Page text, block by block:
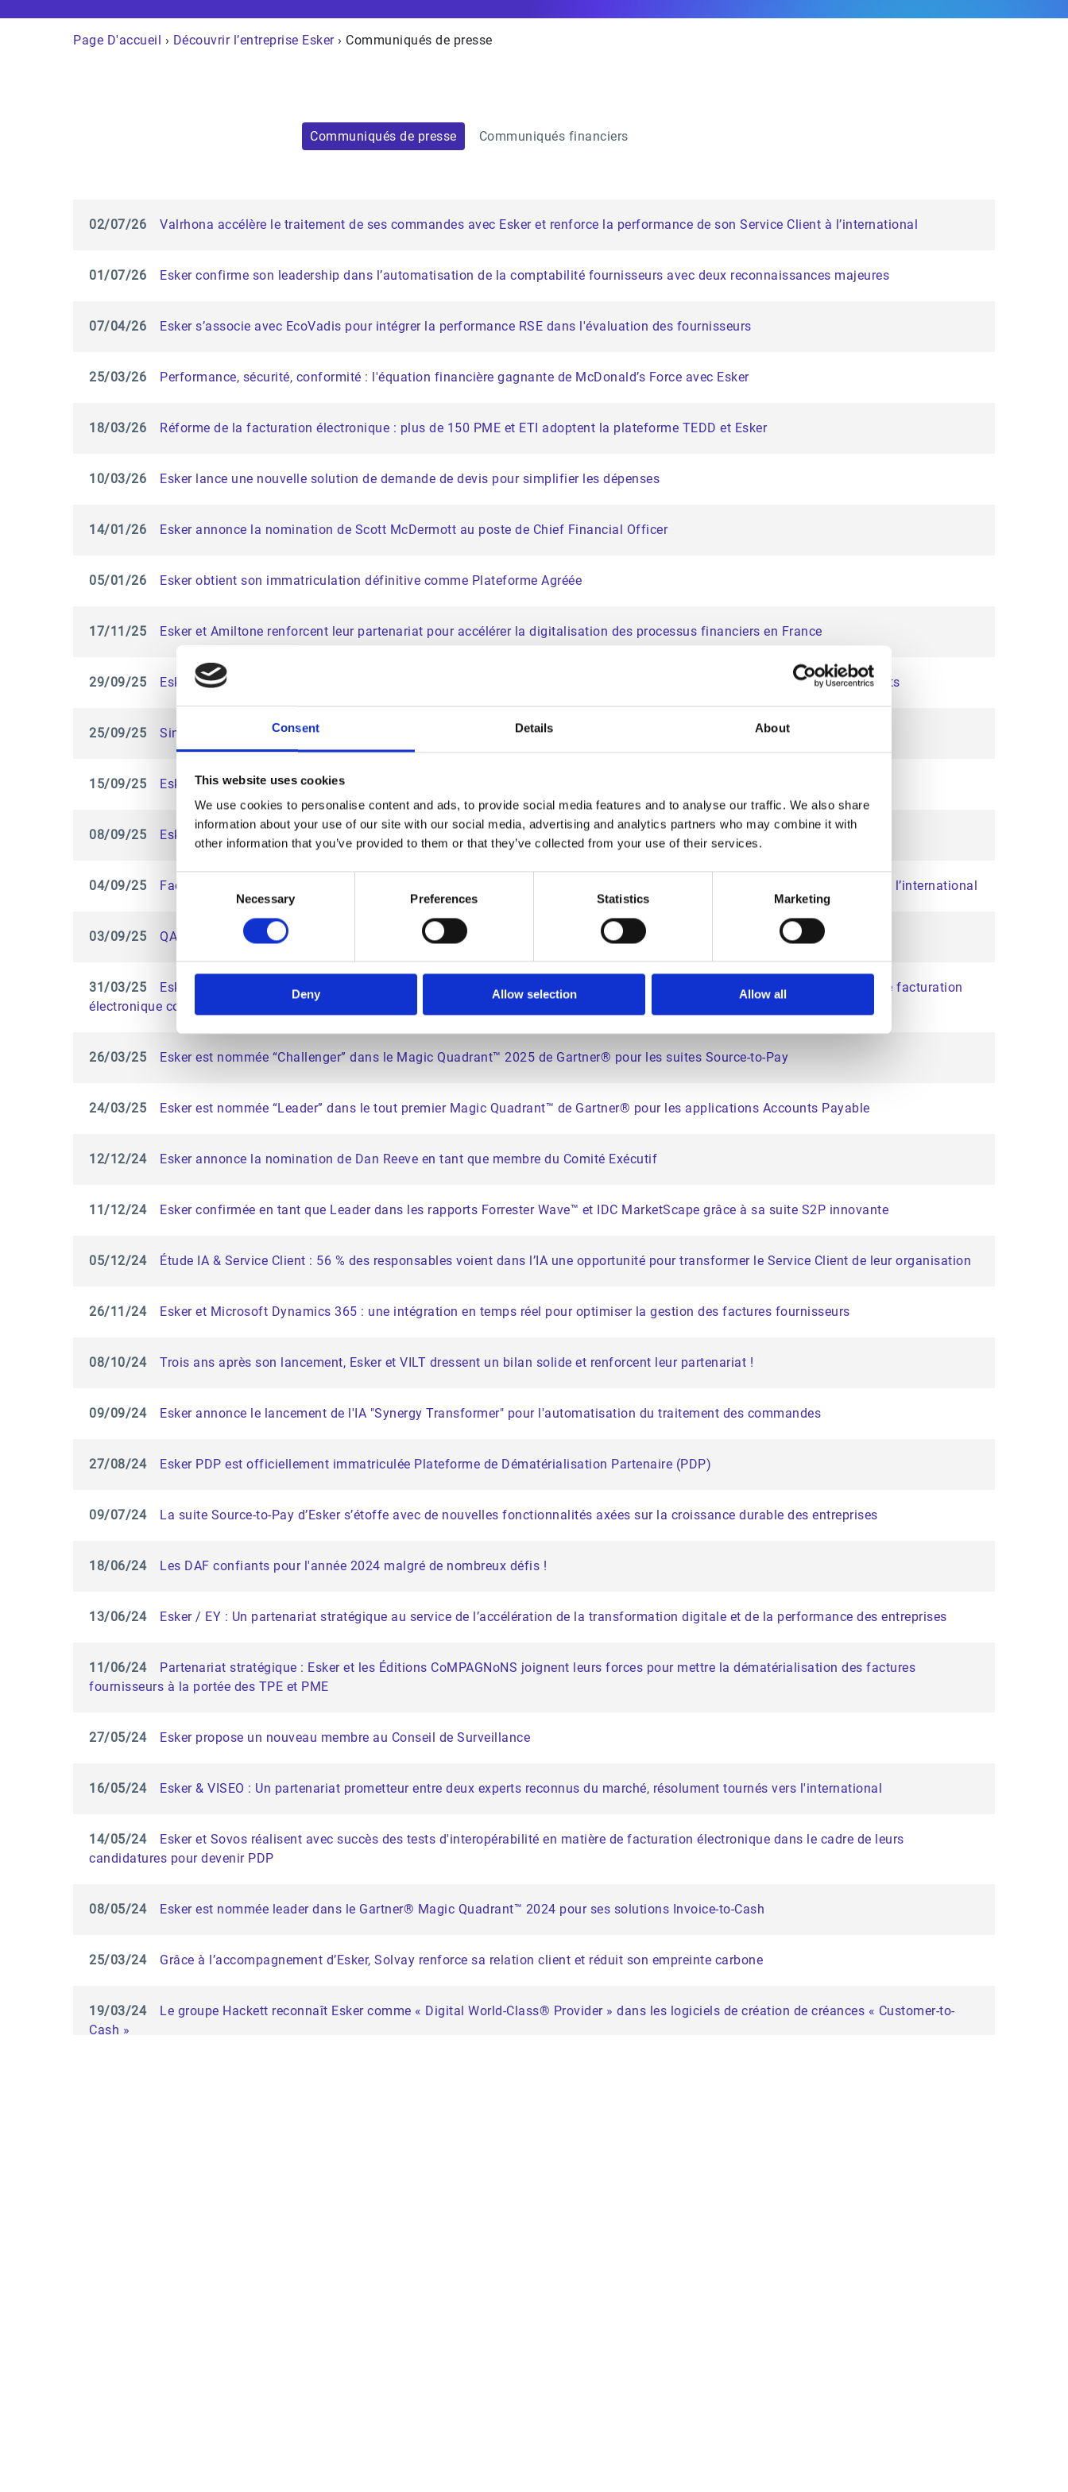
Consent Details About
This website uses cookies
We use cookies to personalise content and ads, to provide social media features and to analyse our traffic. We also share
information about your use of our site with our social media, advertising and analytics partners who may combine it with
other information that you’ve provided to them or that they’ve collected from your use of their services.
Necessary Preferences Statistics Marketing
Deny Allow selection Allow all
Page D'accueil › Découvrir l’entreprise Esker› Communiqués de presse
Communiqués de presse Communiqués financiers
02/07/26 Valrhona accélère le traitement de ses commandes avec Esker et renforce la performance de son Service Client à l’international
01/07/26 Esker confirme son leadership dans l’automatisation de la comptabilité fournisseurs avec deux reconnaissances majeures
07/04/26 Esker s’associe avec EcoVadis pour intégrer la performance RSE dans l'évaluation des fournisseurs
25/03/26 Performance, sécurité, conformité : l'équation financière gagnante de McDonald’s Force avec Esker
18/03/26 Réforme de la facturation électronique : plus de 150 PME et ETI adoptent la plateforme TEDD et Esker
10/03/26 Esker lance une nouvelle solution de demande de devis pour simplifier les dépenses
14/01/26 Esker annonce la nomination de Scott McDermott au poste de Chief Financial Officer
05/01/26 Esker obtient son immatriculation définitive comme Plateforme Agréée
17/11/25 Esker et Amiltone renforcent leur partenariat pour accélérer la digitalisation des processus financiers en France
29/09/25 Esker reconnue dans le Digital World Class® Matrix par The Hackett Group® pour sa solution de gestion des encaissements
25/09/25 Sinari s’associe à Esker pour apporter à ses clients une solution complète de gestion de la facturation électronique
15/09/25 Esker annonce la nomination d’Achille Baulny au poste de Chief Strategy and Transformation Officer
08/09/25 Esker et PwC Poland s’associent pour accélérer la transformation digitale de la fonction finance
04/09/25 Factures fournisseurs : Lufthansa Group Business Services choisit Esker pour optimiser sa performance et sa croissance à l’international
03/09/25 QAD et Esker : une alliance stratégique au service de la transformation digitale des processus financiers
31/03/25
Esker nommée « Leader » dans le tout premier rapport 2024 IDC MarketScape : évaluation des fournisseurs de solutions de facturation
électronique conformes aux normes européennes
26/03/25 Esker est nommée “Challenger” dans le Magic Quadrant™ 2025 de Gartner® pour les suites Source-to-Pay
24/03/25 Esker est nommée “Leader” dans le tout premier Magic Quadrant™ de Gartner® pour les applications Accounts Payable
12/12/24 Esker annonce la nomination de Dan Reeve en tant que membre du Comité Exécutif
11/12/24 Esker confirmée en tant que Leader dans les rapports Forrester Wave™ et IDC MarketScape grâce à sa suite S2P innovante
05/12/24 Étude IA & Service Client : 56 % des responsables voient dans l’IA une opportunité pour transformer le Service Client de leur organisation
26/11/24 Esker et Microsoft Dynamics 365 : une intégration en temps réel pour optimiser la gestion des factures fournisseurs
08/10/24 Trois ans après son lancement, Esker et VILT dressent un bilan solide et renforcent leur partenariat !
09/09/24 Esker annonce le lancement de l'IA "Synergy Transformer" pour l'automatisation du traitement des commandes
27/08/24 Esker PDP est officiellement immatriculée Plateforme de Dématérialisation Partenaire (PDP)
09/07/24 La suite Source-to-Pay d’Esker s’étoffe avec de nouvelles fonctionnalités axées sur la croissance durable des entreprises
18/06/24 Les DAF confiants pour l'année 2024 malgré de nombreux défis !
13/06/24 Esker / EY : Un partenariat stratégique au service de l’accélération de la transformation digitale et de la performance des entreprises
11/06/24
Partenariat stratégique : Esker et les Éditions CoMPAGNoNS joignent leurs forces pour mettre la dématérialisation des factures
fournisseurs à la portée des TPE et PME
27/05/24 Esker propose un nouveau membre au Conseil de Surveillance
16/05/24 Esker & VISEO : Un partenariat prometteur entre deux experts reconnus du marché, résolument tournés vers l'international
14/05/24
Esker et Sovos réalisent avec succès des tests d'interopérabilité en matière de facturation électronique dans le cadre de leurs
candidatures pour devenir PDP
08/05/24 Esker est nommée leader dans le Gartner® Magic Quadrant™ 2024 pour ses solutions Invoice-to-Cash
25/03/24 Grâce à l’accompagnement d’Esker, Solvay renforce sa relation client et réduit son empreinte carbone
19/03/24
Le groupe Hackett reconnaît Esker comme « Digital World-Class® Provider » dans les logiciels de création de créances « Customer-to-
Cash »